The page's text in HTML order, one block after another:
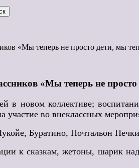
«Мы теперь не просто дети, мы
«Мы теперь не
в новом коллективе;
участие во внеклассных
Буратино, Почтальон
к сказкам, жетоны, шарик